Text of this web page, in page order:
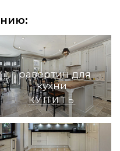
Травертин для
кухни
КУПИТЬ